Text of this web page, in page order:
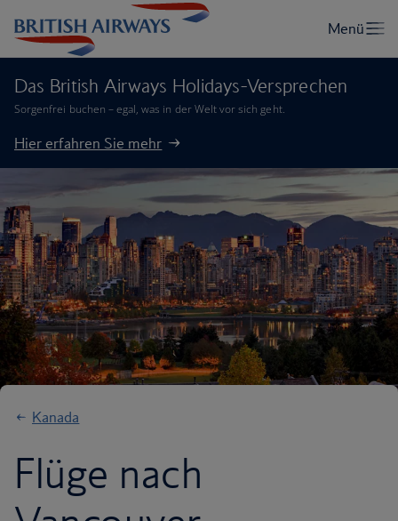
Das British Airways Holidays-Versprechen
Sorgenfrei buchen – egal, was in der Welt vor sich geht.
Hier erfahren Sie mehr
Kanada
Flüge nach